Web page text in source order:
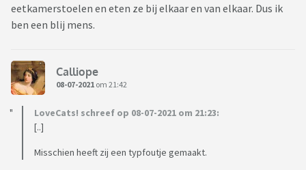
eetkamerstoelen en eten ze bij elkaar en van elkaar. Dus ik
ben een blij mens.
Calliope
08-07-2021 om 21:42
LoveCats! schreef op 08-07-2021 om 21:23:
[..]
Misschien heeft zij een typfoutje gemaakt.